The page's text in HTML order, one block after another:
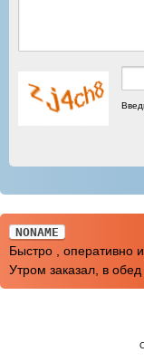
NONAME
Быстро , оперативно
Утром заказал, в